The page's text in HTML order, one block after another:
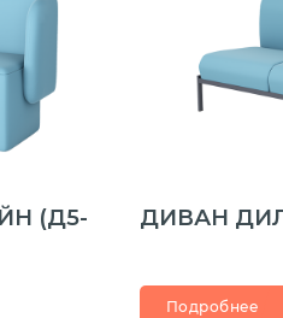
(Д5-
ДИВАН
Подробнее